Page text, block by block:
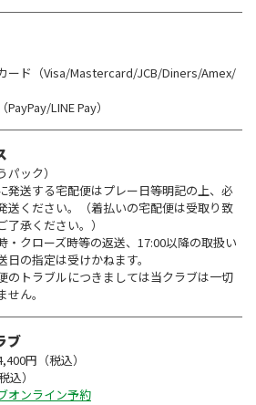
ード（Visa/Mastercard/JCB/Diners/Amex/
PayPay/LINE Pay）
パック）
発送する宅配便はプレー日等明記の上、必
送ください。（着払いの宅配便は受取り致
了承ください。）
・クローズ時等の返送、17:00以降の取扱い
日の指定は受けかねます。
のトラブルにつきましては当クラブは一切
ん。
ブ
円（税込）
込）
オンライン予約